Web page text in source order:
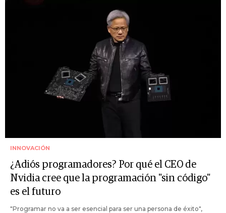
INNOVACIÓN
¿Adiós programadores? Por qué el CEO de
Nvidia cree que la programación "sin código"
es el futuro
"Programar no va a ser esencial para ser una persona de éxito",